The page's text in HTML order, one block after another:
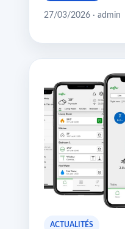
27/03/2026 · admin
ACTUALITÉS